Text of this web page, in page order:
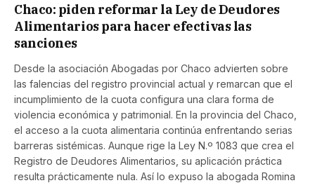
Chaco: piden reformar la Ley de Deudores
Alimentarios para hacer efectivas las
sanciones
Desde la asociación Abogadas por Chaco advierten sobre
las falencias del registro provincial actual y remarcan que el
incumplimiento de la cuota configura una clara forma de
violencia económica y patrimonial. En la provincia del Chaco,
el acceso a la cuota alimentaria continúa enfrentando serias
barreras sistémicas. Aunque rige la Ley N.º 1083 que crea el
Registro de Deudores Alimentarios, su aplicación práctica
resulta prácticamente nula. Así lo expuso la abogada Romina